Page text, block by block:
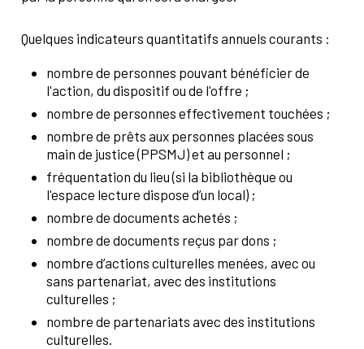
Quelques indicateurs quantitatifs annuels courants :
nombre de personnes pouvant bénéficier de
l'action, du dispositif ou de l'offre ;
nombre de personnes effectivement touchées ;
nombre de prêts aux personnes placées sous
main de justice (PPSMJ) et au personnel ;
fréquentation du lieu (si la bibliothèque ou
l'espace lecture dispose d’un local) ;
nombre de documents achetés ;
nombre de documents reçus par dons ;
nombre d’actions culturelles menées, avec ou
sans partenariat, avec des institutions
culturelles ;
nombre de partenariats avec des institutions
culturelles.